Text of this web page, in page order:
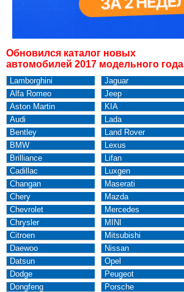
Обновился каталог новых
автомобилей 2017 модельного года
Lamborghini
Alfa Romeo
Aston Martin
Audi
Bentley
BMW
Brilliance
Cadillac
Changan
Chery
Chevrolet
Chrysler
Citroen
Daewoo
Datsun
Dodge
Dongfeng
Jaguar
Jeep
KIA
Lada
Land Rover
Lexus
Lifan
Luxgen
Maserati
Mazda
Mercedes
MINI
Mitsubishi
Nissan
Opel
Peugeot
Porsche